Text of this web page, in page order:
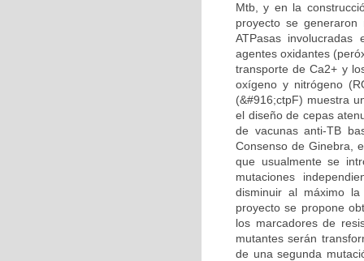
Mtb, y en la
proyecto se
ATPasas
agentes oxidantes
transporte de Ca2+ y
oxígeno y nitrógeno
(&#916;ctpF) muestra
el diseño de cepas
de vacunas anti-TB
Consenso de Ginebra,
que usualmente se
mutaciones
disminuir al máximo
proyecto se propone
los marcadores de
mutantes serán
de una segunda